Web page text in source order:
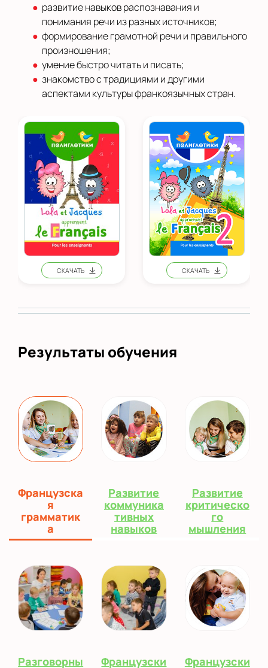
развитие навыков распознавания и
понимания речи из разных источников;
формирование грамотной речи и правильного
произношения;
умение быстро читать и писать;
знакомство с традициями и другими
аспектами культуры франкоязычных стран.
Результаты обучения
Французска
я
грамматик
а
Развитие
коммуника
тивных
навыков
Развитие
критическо
го
мышления
Разговорны
Французски
Французски